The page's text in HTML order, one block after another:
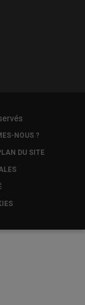
NOUS ?
DU SITE